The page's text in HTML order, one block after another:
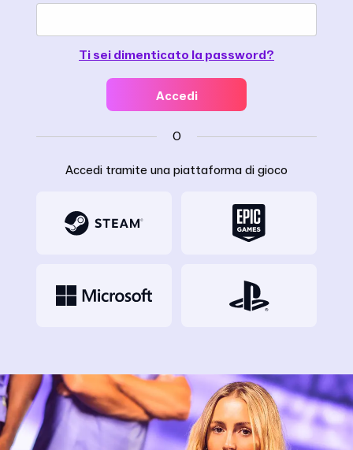
Ti sei dimenticato la password?
Accedi
O
Accedi tramite una piattaforma di gioco